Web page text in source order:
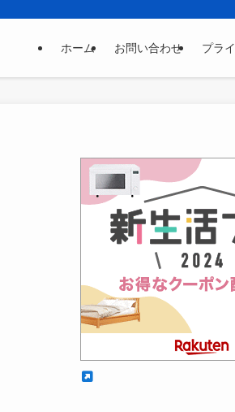
ホーム お問い合わせ プラ